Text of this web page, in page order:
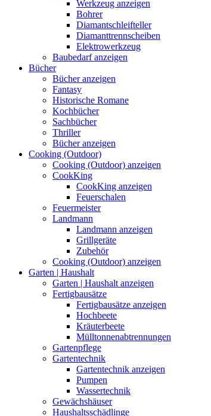
Werkzeug anzeigen
Bohrer
Diamantschleifteller
Diamanttrennscheiben
Elektrowerkzeug
Baubedarf anzeigen
Bücher
Bücher anzeigen
Fantasy
Historische Romane
Kochbücher
Sachbücher
Thriller
Bücher anzeigen
Cooking (Outdoor)
Cooking (Outdoor) anzeigen
CookKing
CookKing anzeigen
Feuerschalen
Feuermeister
Landmann
Landmann anzeigen
Grillgeräte
Zubehör
Cooking (Outdoor) anzeigen
Garten | Haushalt
Garten | Haushalt anzeigen
Fertigbausätze
Fertigbausätze anzeigen
Hochbeete
Kräuterbeete
Mülltonnenabtrennungen
Gartenpflege
Gartentechnik
Gartentechnik anzeigen
Pumpen
Wassertechnik
Gewächshäuser
Haushaltsschädlinge